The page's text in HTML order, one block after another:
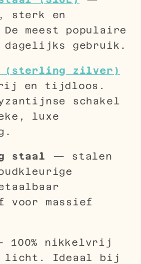
sterk en
meest populaire
dagelijks gebruik.
(sterling zilver)
en tijdloos.
schakel
luxe
staal — stalen
voor massief
100% nikkelvrij
licht. Ideaal bij